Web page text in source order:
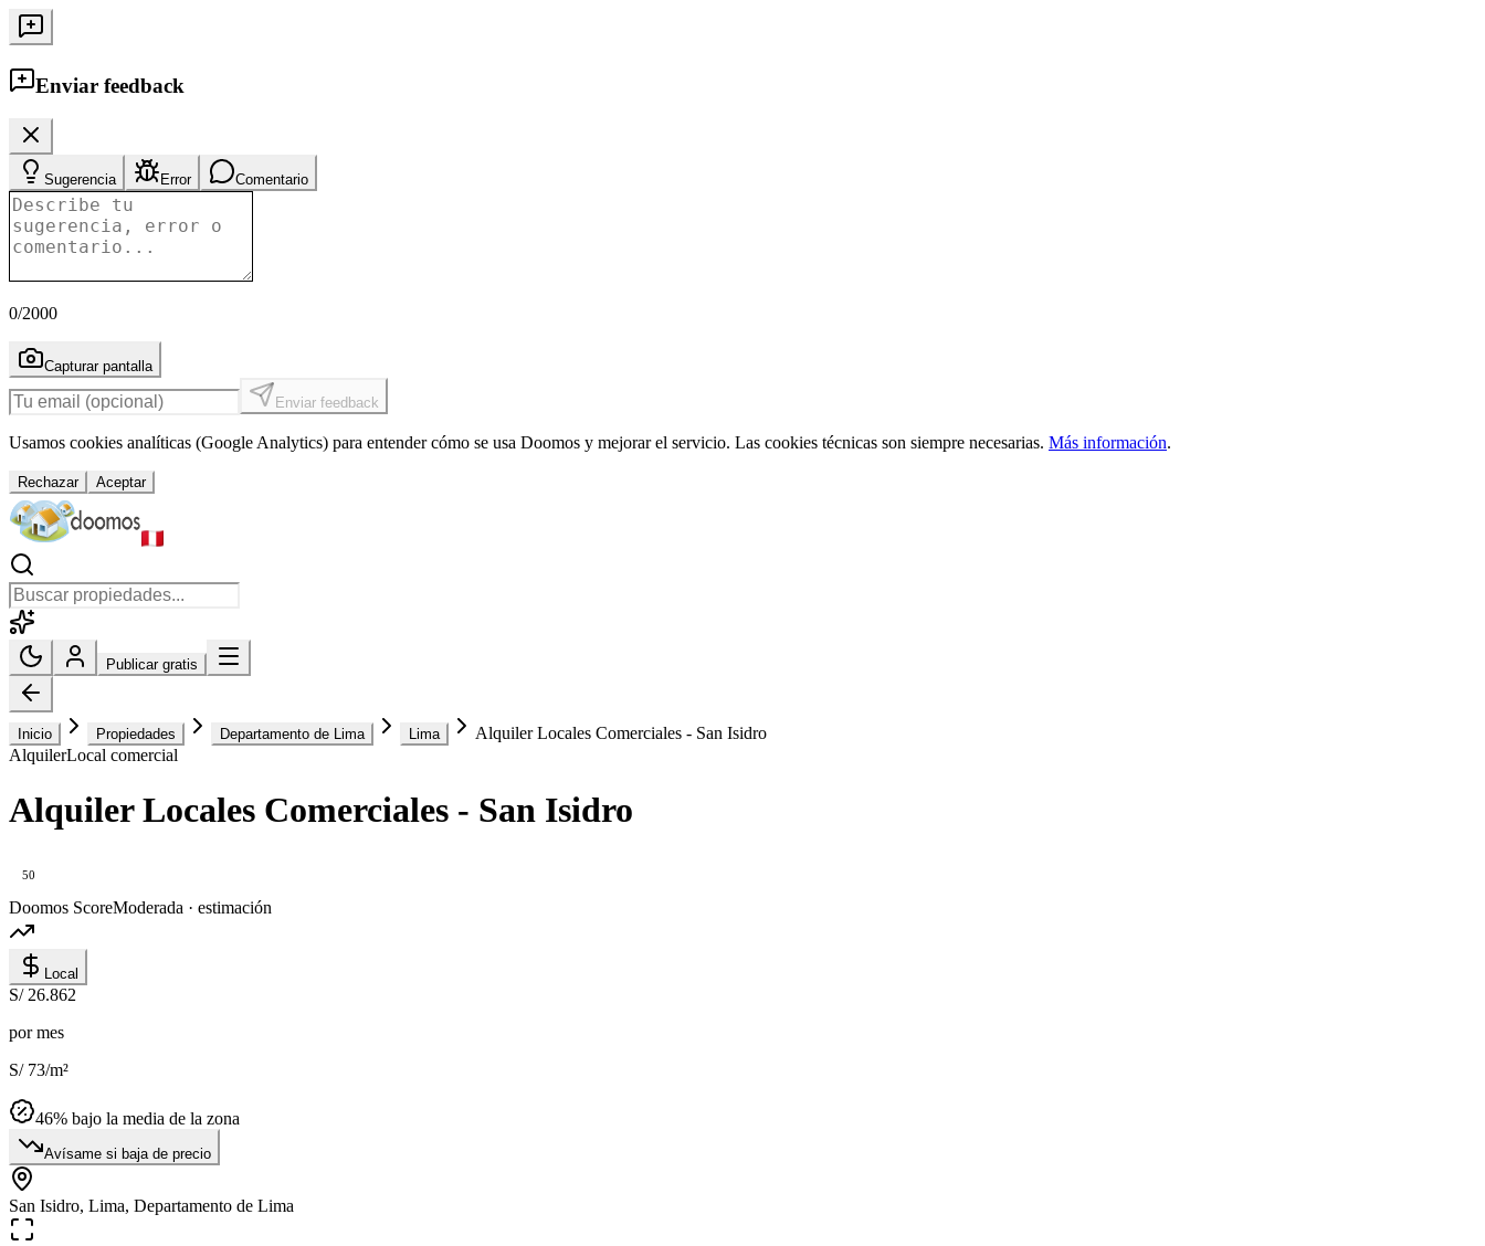
Enviar feedback
Sugerencia Error Comentario
0/2000
Capturar pantalla
Enviar feedback
Usamos cookies analíticas (Google Analytics) para entender cómo se usa Doomos y mejorar el servicio. Las cookies técnicas son siempre necesarias. Más información.
Rechazar Aceptar
Publicar gratis
Inicio Propiedades Departamento de Lima Lima
Alquiler Locales Comerciales - San Isidro
AlquilerLocal comercial
Alquiler Locales Comerciales - San Isidro
50
Doomos ScoreModerada · estimación
Local
S/ 26.862
por mes
S/ 73/m²
46% bajo la media de la zona
Avísame si baja de precio
San Isidro, Lima, Departamento de Lima